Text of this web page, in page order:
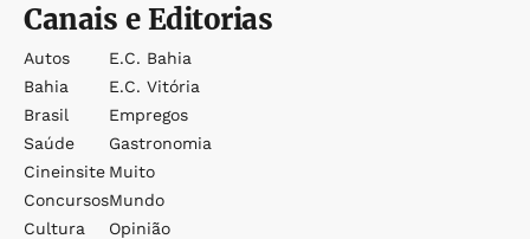
Canais e Editorias
Autos
Bahia
Brasil
Saúde
Cineinsite
Concursos
Cultura
E.c. Bahia
E.c. Vitória
Empregos
Gastronomia
Muito
Mundo
Opinião